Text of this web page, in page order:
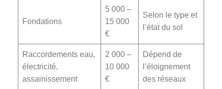
Fondations
5 000 –
15 000
€
Selon le type et
l’état du sol
Raccordements eau,
électricité,
assainissement
2 000 –
10 000
€
Dépend de
l’éloignement
des réseaux